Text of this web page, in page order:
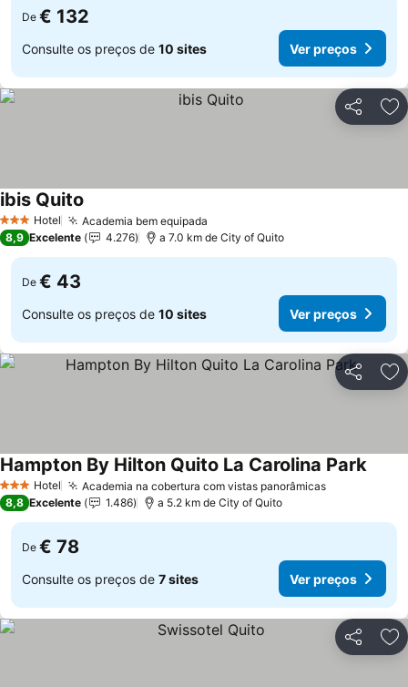
De € 132
Consulte os preços de 10 sites Ver preços
Partilhar
3 EstrelasHotel Academia bem equipada
ibis Quito
8,9 Excelente 4.276 a 7.0 km de City of Quito
De € 43
Consulte os preços de 10 sites Ver preços
Partilhar
3 EstrelasHotel Academia na cobertura com vistas panorâmicasVer preços
Hampton By Hilton Quito La Carolina ParkVer
8,8 Excelente 1.486 a 5.2 km de City of Quito
De € 78
Consulte os preços de 7 sites Ver preços
Partilhar